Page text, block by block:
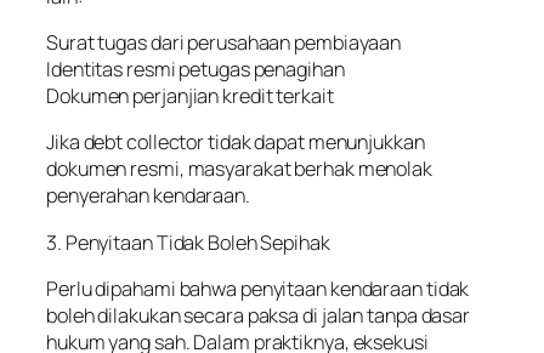
Surat tugas dari perusahaan pembiayaan
Identitas resmi petugas penagihan
Dokumen perjanjian kredit terkait
Jika debt collector tidak dapat menunjukkan
dokumen resmi, masyarakat berhak menolak
penyerahan kendaraan.
3. Penyitaan Tidak Boleh Sepihak
Perlu dipahami bahwa penyitaan kendaraan tidak
boleh dilakukan secara paksa di jalan tanpa dasar
hukum yang sah. Dalam praktiknya, eksekusi